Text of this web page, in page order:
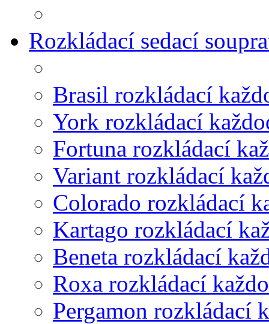
Rozkládací sedací
Brasil rozkládací
York rozkládací
Fortuna rozkládací
Variant rozkládací
Colorado rozkládací
Kartago rozkládací
Beneta rozkládací
Roxa rozkládací
Pergamon rozkládací